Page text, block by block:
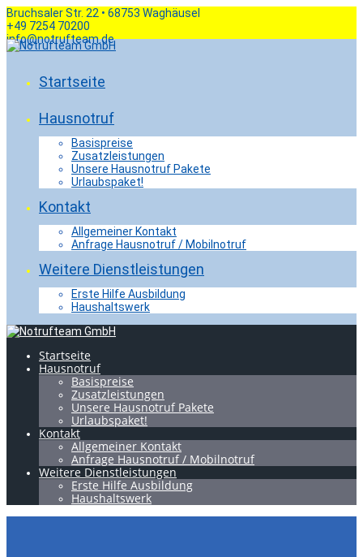
Skip
to
content
Bruchsaler Str. 22 • 68753 Waghäusel
+49 7254 70200
info@notrufteam.de
Startseite
Hausnotruf
Basispreise
Zusatzleistungen
Unsere Hausnotruf Pakete
Urlaubspaket!
Kontakt
Allgemeiner Kontakt
Anfrage Hausnotruf / Mobilnotruf
Weitere Dienstleistungen
Erste Hilfe Ausbildung
Haushaltswerk
Startseite
Hausnotruf
Basispreise
Zusatzleistungen
Unsere Hausnotruf Pakete
Urlaubspaket!
Kontakt
Allgemeiner Kontakt
Anfrage Hausnotruf / Mobilnotruf
Weitere Dienstleistungen
Erste Hilfe Ausbildung
Haushaltswerk